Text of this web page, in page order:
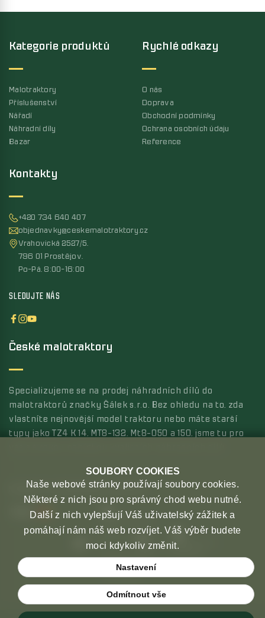
Kontakty
+420 734 640 407
objednavky@ceskemalotraktory.cz
Vrahovická 2527/5,
796 01 Prostějov,
Po-Pá, 8:00-16:00
SLEDUJTE NÁS
Kategorie produktů
Malotraktory
Příslušenství
Nářadí
Náhradní díly
Bazar
Rychlé odkazy
O nás
Doprava
Obchodní podmínky
Ochrana osobních údaju
Reference
České malotraktory
Specializujeme se na prodej náhradních dílů do
malotraktorů značky Šálek s.r.o. Bez ohledu na to, zda
vlastníte nejnovější model traktoru nebo máte starší
typy jako TZ4 K 14, MT8-132, Mt8-050 a 150, jsme tu pro
MOŽNOSTI PLATBYMOŽNOSTI DOPRAVY
SOUBORY COOKIES
Naše webové stránky používají soubory cookies.
Některé z nich jsou pro správný chod webu nutné.
Další z nich vylepšují Váš uživatelský zážitek a
pomáhají nám náš web rozvíjet. Váš výběr budete
moci kdykoliv změnit.
Nastavení
Odmítnout vše